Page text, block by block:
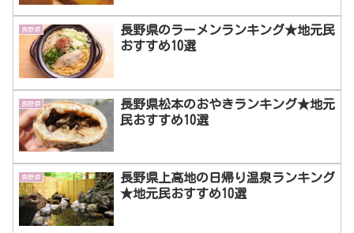
長野県
長野県のラーメンランキング★地元民
おすすめ10選
長野県
長野県松本のおやきランキング★地元
民おすすめ10選
長野県
長野県上高地の日帰り温泉ランキング
★地元民おすすめ10選